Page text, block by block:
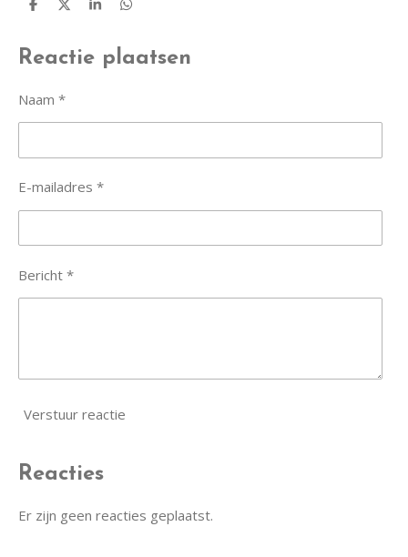
D
e
n
D
l
S
e
D
e
n
Reactie plaatsen
Naam *
E-mailadres *
Bericht *
Verstuur reactie
Reacties
Er zijn geen reacties geplaatst.